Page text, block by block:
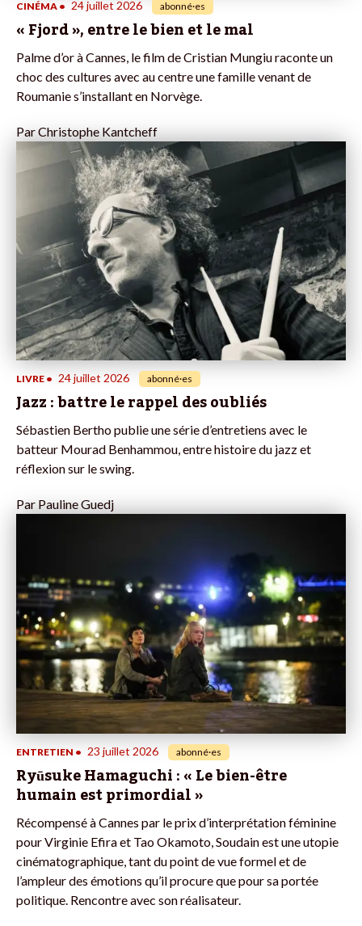
CINÉMA • 24 juillet 2026 abonné·es
« Fjord », entre le bien et le mal
Palme d’or à Cannes, le film de Cristian Mungiu raconte un
choc des cultures avec au centre une famille venant de
Roumanie s’installant en Norvège.
ParChristophe Kantcheff
LIVRE • 24 juillet 2026 abonné·es
Jazz : battre le rappel des oubliés
Sébastien Bertho publie une série d’entretiens avec le
batteur Mourad Benhammou, entre histoire du jazz et
réflexion sur le swing.
Par Pauline Guedj
ENTRETIEN • 23 juillet 2026 abonné·es
Ryūsuke Hamaguchi : « Le bien-être
humain est primordial »
Récompensé à Cannes par le prix d’interprétation féminine
pour Virginie Efira et Tao Okamoto, Soudain est une utopie
cinématographique, tant du point de vue formel et de
l’ampleur des émotions qu’il procure que pour sa portée
politique. Rencontre avec son réalisateur.